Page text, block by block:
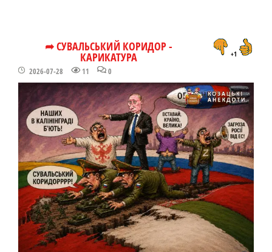
➦ СУВАЛЬСЬКИЙ КОРИДОР -
КАРИКАТУРА
2026-07-28 11 0
+1